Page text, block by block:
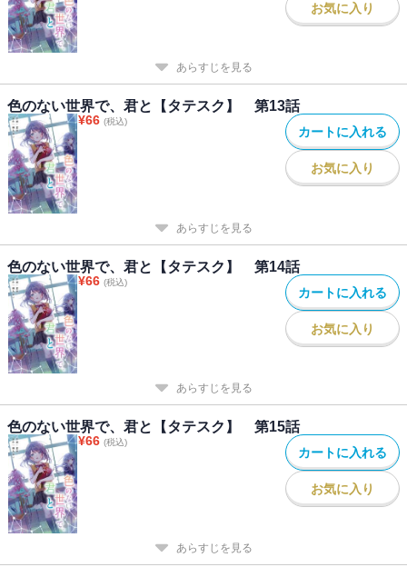
お気に入り
あらすじを見る
色のない世界で、君と【タテスク】 第13話
¥66 (税込)
カートに入れる
お気に入り
あらすじを見る
色のない世界で、君と【タテスク】 第14話
¥66 (税込)
カートに入れる
お気に入り
あらすじを見る
色のない世界で、君と【タテスク】 第15話
¥66 (税込)
カートに入れる
お気に入り
あらすじを見る